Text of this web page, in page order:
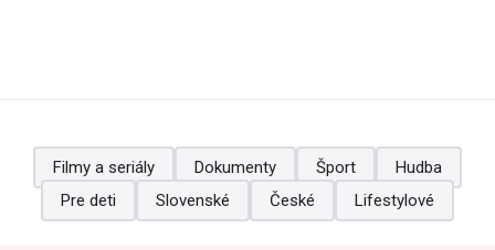
Filmy a seriály Dokumenty Šport
Hudba
Pre deti
Slovenské České Lifestylové